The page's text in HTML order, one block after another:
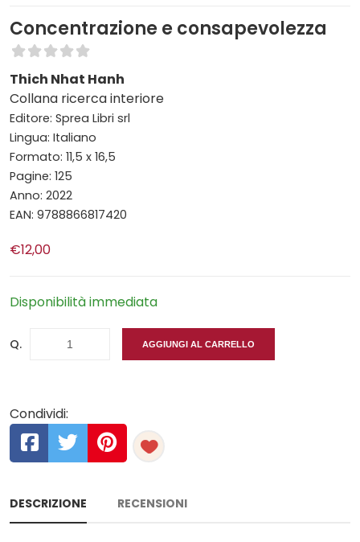
Concentrazione e consapevolezza
Thich Nhat Hanh
Collana ricerca interiore
Editore: Sprea Libri srl
Lingua: Italiano
Formato: 11,5 x 16,5
Pagine: 125
Anno: 2022
EAN: 9788866817420
€12,00
Disponibilità immediata
Q. AGGIUNGI AL CARRELLO
Condividi:
DESCRIZIONE RECENSIONI